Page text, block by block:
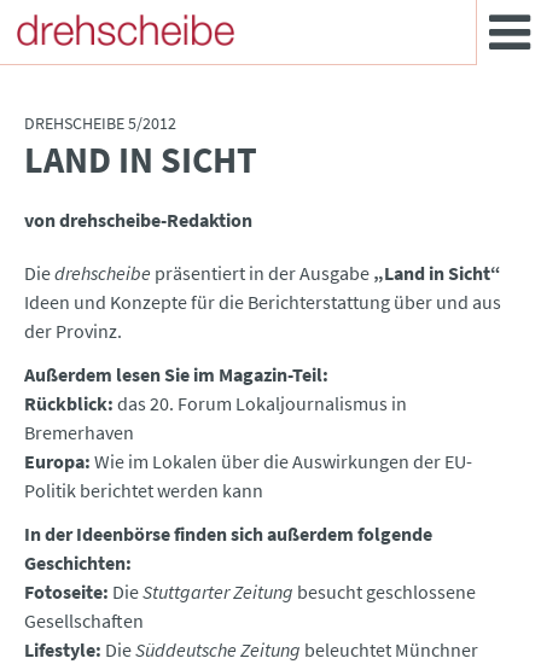
DREHSCHEIBE 5/2012
:LAND IN SICHT
von drehscheibe-Redaktion
Diedrehscheibe präsentiert in der Ausgabe „Land in Sicht“
Ideen und Konzepte für die Berichterstattung über und aus
der Provinz.
Außerdem lesen Sie im Magazin-Teil:
Rückblick: das 20. Forum Lokaljournalismus in
Bremerhaven
Europa: Wie im Lokalen über die Auswirkungen der EU-
Politik berichtet werden kann
In der Ideenbörse finden sich außerdem folgende
Geschichten:
Fotoseite: DieStuttgarter Zeitung besucht geschlossene
Gesellschaften
Lifestyle: DieSüddeutsche Zeitung beleuchtet Münchner